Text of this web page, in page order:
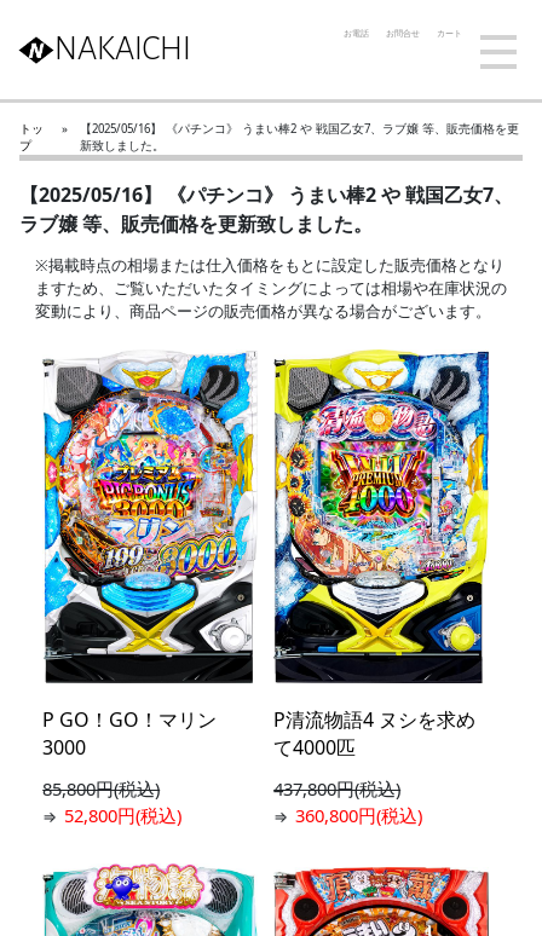
NAKAICHI お電話 お問合せ カート
トッ
プ
»
【2025/05/16】 《パチンコ》 うまい棒2 や 戦国乙女7、ラブ嬢 等、販売価格を更
新致しました。
【2025/05/16】 《パチンコ》 うまい棒2 や 戦国乙女7、
ラブ嬢 等、販売価格を更新致しました。
※掲載時点の相場または仕入価格をもとに設定した販売価格となり
ますため、ご覧いただいたタイミングによっては相場や在庫状況の
変動により、商品ページの販売価格が異なる場合がございます。
P GO！GO！マリン
3000
85,800円(税込)
⇒ 52,800円(税込)
P清流物語4 ヌシを求め
て4000匹
437,800円(税込)
⇒360,800円(税込)